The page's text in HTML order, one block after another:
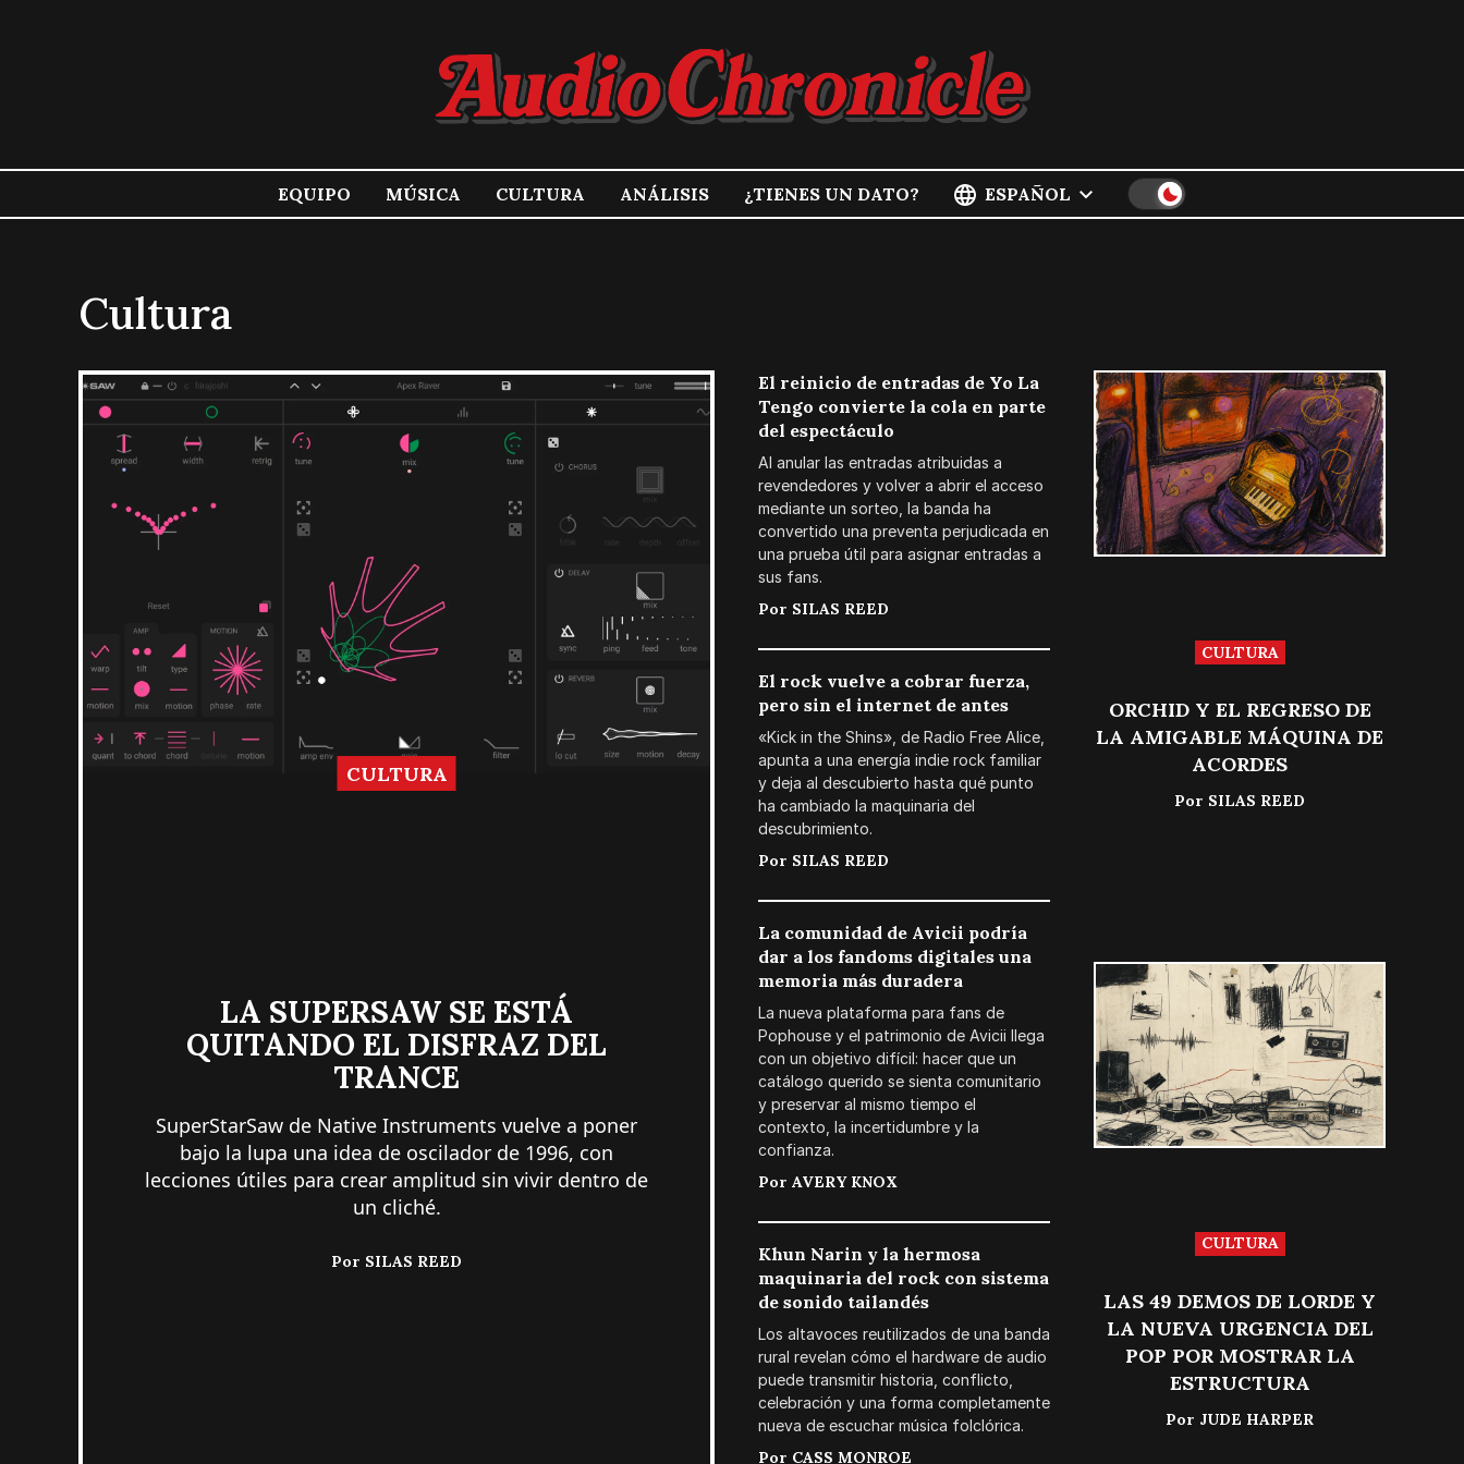
EQUIPO MÚSICA CULTURA ANÁLISIS ¿TIENES UN DATO? ESPAÑOL
Cultura
CULTURA
LA SUPERSAW SE ESTÁ
QUITANDO EL DISFRAZ DEL
TRANCE
SuperStarSaw de Native Instruments vuelve a poner
bajo la lupa una idea de oscilador de 1996, con
lecciones útiles para crear amplitud sin vivir dentro de
un cliché.
Por SILAS REED
El reinicio de entradas de Yo La
Tengo convierte la cola en parte
del espectáculo
Al anular las entradas atribuidas a
revendedores y volver a abrir el acceso
mediante un sorteo, la banda ha
convertido una preventa perjudicada en
una prueba útil para asignar entradas a
sus fans.
Por SILAS REED
El rock vuelve a cobrar fuerza,
pero sin el internet de antes
«Kick in the Shins», de Radio Free Alice,
apunta a una energía indie rock familiar
y deja al descubierto hasta qué punto
ha cambiado la maquinaria del
descubrimiento.
Por SILAS REED
La comunidad de Avicii podría
dar a los fandoms digitales una
memoria más duradera
La nueva plataforma para fans de
Pophouse y el patrimonio de Avicii llega
con un objetivo difícil: hacer que un
catálogo querido se sienta comunitario
y preservar al mismo tiempo el
contexto, la incertidumbre y la
confianza.
Por AVERY KNOX
Khun Narin y la hermosa
maquinaria del rock con sistema
de sonido tailandés
Los altavoces reutilizados de una banda
rural revelan cómo el hardware de audio
puede transmitir historia, conflicto,
celebración y una forma completamente
nueva de escuchar música folclórica.
Por CASS MONROE
CULTURA
ORCHID Y EL REGRESO DE
LA AMIGABLE MÁQUINA DE
ACORDES
Por SILAS REED
CULTURA
LAS 49 DEMOS DE LORDE Y
LA NUEVA URGENCIA DEL
POP POR MOSTRAR LA
ESTRUCTURA
Por JUDE HARPER